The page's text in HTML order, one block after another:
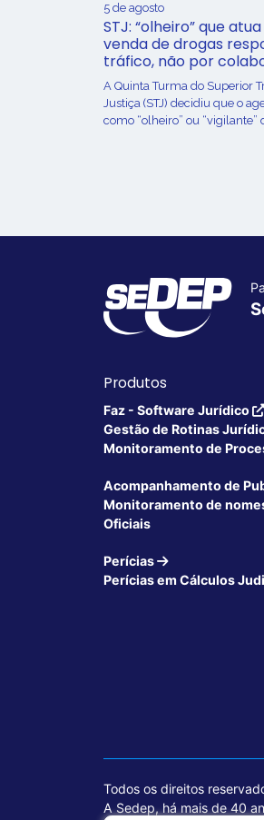
5 de agosto
STJ: “olheiro” que
venda de drogas
tráfico, não por
A Quinta Turma do Superior
Justiça (STJ) decidiu que o
como “olheiro” ou “vigilante”
Produtos
Faz - Software Jurídico
Gestão de Rotinas
Monitoramento de
Acompanhamento de
Monitoramento de
Oficiais
Perícias
Perícias em Cálculos
Todos os direitos
A Sedep, há mais de 40